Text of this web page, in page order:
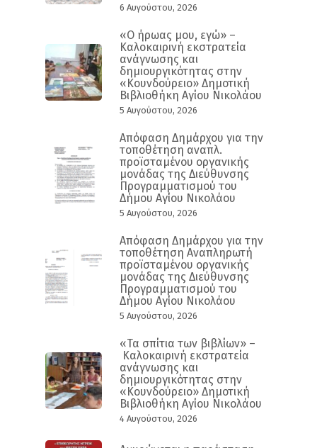
6 Αυγούστου, 2026
«Ο ήρωας μου, εγώ» –
Καλοκαιρινή εκστρατεία
ανάγνωσης και
δημιουργικότητας στην
«Κουνδούρειο» Δημοτική
Βιβλιοθήκη Αγίου Νικολάου
5 Αυγούστου, 2026
Απόφαση Δημάρχου για την
τοποθέτηση αναπλ.
προϊσταμένου οργανικής
μονάδας της Διεύθυνσης
Προγραμματισμού του
Δήμου Αγίου Νικολάου
5 Αυγούστου, 2026
Απόφαση Δημάρχου για την
τοποθέτηση Αναπληρωτή
προϊσταμένου οργανικής
μονάδας της Διεύθυνσης
Προγραμματισμού του
Δήμου Αγίου Νικολάου
5 Αυγούστου, 2026
«Τα σπίτια των βιβλίων» –
Καλοκαιρινή εκστρατεία
ανάγνωσης και
δημιουργικότητας στην
«Κουνδούρειο» Δημοτική
Βιβλιοθήκη Αγίου Νικολάου
4 Αυγούστου, 2026